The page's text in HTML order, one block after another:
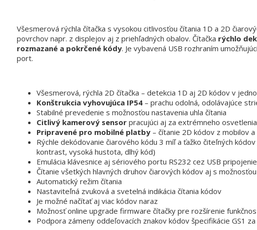
Všesmerová rýchla čítačka s vysokou citlivosťou čítania 1D a 2D
povrchov napr. z displejov aj z priehľadných obalov. Čítačka rýchlo
rozmazané a pokrčené kódy. Je vybavená USB rozhraním
port.
Všesmerová, rýchla 2D čítačka – detekcia 1D aj 2D kódov v
Konštrukcia vyhovujúca IP54 – prachu odolná, odolávajúce
Stabilné prevedenie s možnosťou nastavenia uhla čítania
Citlivý kamerový sensor pracujúci aj za extrémneho
Pripravené pro mobilné platby – čítanie 2D kódov z mobilov
Rýchle dekódovanie čiarového kódu 3 míľ a ťažko čiteľných
kontrast, vysoká hustota, dlhý kód)
Emulácia klávesnice aj sériového portu RS232 cez USB pripojenie
Čítanie všetkých hlavných druhov čiarových kódov aj s
Automatický režim čítania
Nastaviteľná zvuková a svetelná indikácia čítania kódov
Je možné načítať aj viac kódov naraz
Možnosť online upgrade firmware čítačky pre rozšírenie
Podpora zámeny oddeľovacích znakov kódov špecifikácie GS1